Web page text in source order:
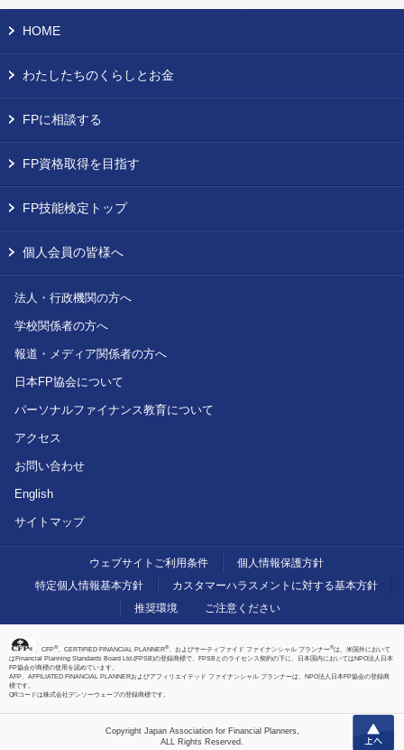
HOME
わたしたちのくらしとお金
FPに相談する
FP資格取得を目指す
FP技能検定トップ
個人会員の皆様へ
法人・行政機関の方へ
学校関係者の方へ
報道・メディア関係者の方へ
日本FP協会について
パーソナルファイナンス教育について
アクセス
お問い合わせ
English
サイトマップ
ウェブサイトご利用条件
個人情報保護方針
特定個人情報基本方針
カスタマーハラスメントに対する基本方針
推奨環境
ご注意ください
、CFP®、CERTIFIED FINANCIAL PLANNER®、およびサーティファイド ファイナンシャル プランナー®は、米国外において
はFinancial Planning Standards Board Ltd.(FPSB)の登録商標で、FPSBとのライセンス契約の下に、日本国内においてはNPO法人日本
FP協会が商標の使用を認めています。
AFP、AFFILIATED FINANCIAL PLANNERおよびアフィリエイテッド ファイナンシャル プランナーは、NPO法人日本FP協会の登録商
標です。
QRコードは株式会社デンソーウェーブの登録商標です。
Copyright Japan Association for Financial Planners,
ALL Rights Reserved.